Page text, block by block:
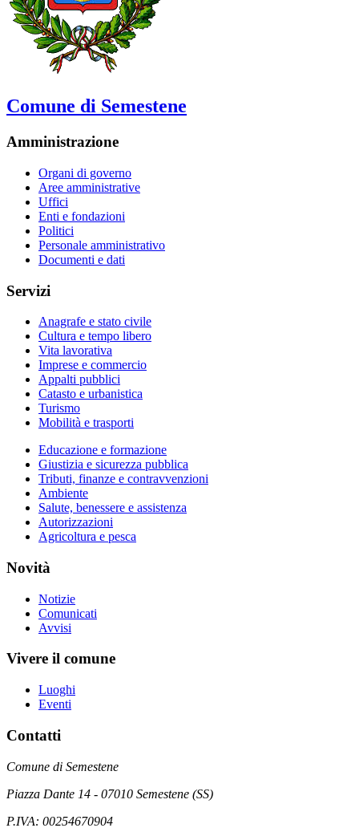
Comune di Semestene
Amministrazione
Organi di governo
Aree amministrative
Uffici
Enti e fondazioni
Politici
Personale amministrativo
Documenti e dati
Servizi
Anagrafe e stato civile
Cultura e tempo libero
Vita lavorativa
Imprese e commercio
Appalti pubblici
Catasto e urbanistica
Turismo
Mobilità e trasporti
Educazione e formazione
Giustizia e sicurezza pubblica
Tributi, finanze e contravvenzioni
Ambiente
Salute, benessere e assistenza
Autorizzazioni
Agricoltura e pesca
Novità
Notizie
Comunicati
Avvisi
Vivere il comune
Luoghi
Eventi
Contatti
Comune di Semestene
Piazza Dante 14 - 07010 Semestene (SS)
P.IVA: 00254670904